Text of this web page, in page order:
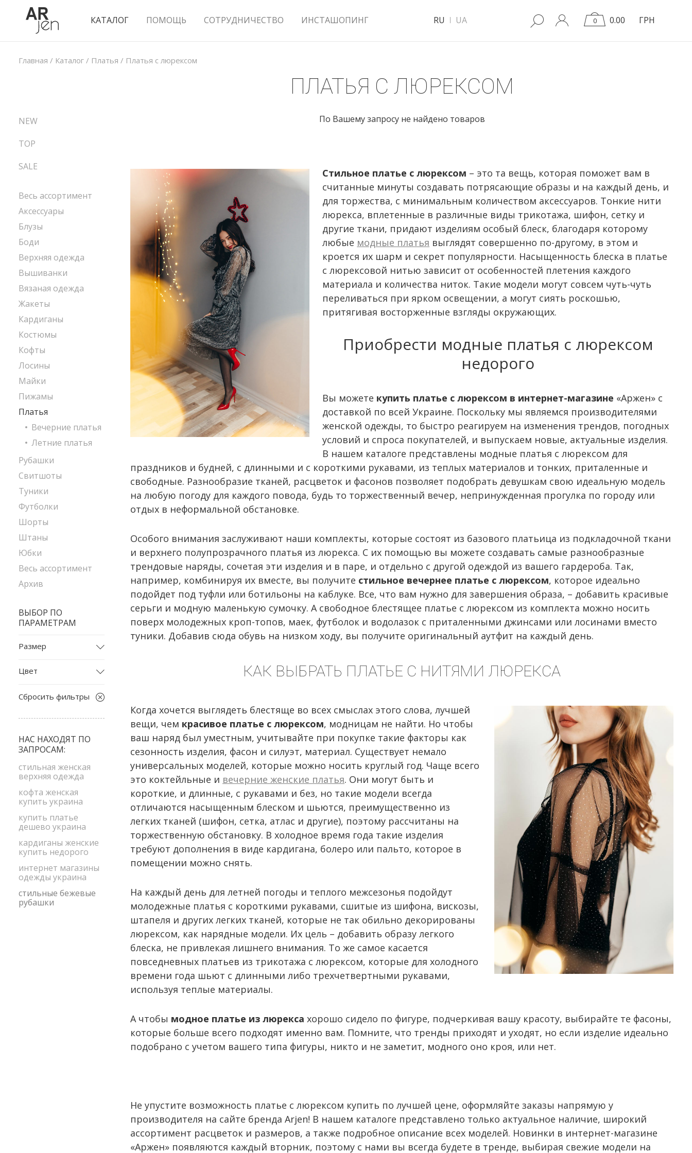
КАТАЛОГ ПОМОЩЬ СОТРУДНИЧЕСТВО ИНСТАШОПИНГ RU UA 0 0.00 ГРН
Главная / Каталог / Платья / Платья с люрексом
ПЛАТЬЯ С ЛЮРЕКСОМ
Стильное платье с люрексом – это та вещь, которая поможет вам в
считанные минуты создавать потрясающие образы и на каждый день, и
для торжества, с минимальным количеством аксессуаров. Тонкие нити
люрекса, вплетенные в различные виды трикотажа, шифон, сетку и
другие ткани, придают изделиям особый блеск, благодаря которому
любые модные платья выглядят совершенно по-другому, в этом и
кроется их шарм и секрет популярности. Насыщенность блеска в платье
с люрексовой нитью зависит от особенностей плетения каждого
материала и количества ниток. Такие модели могут совсем чуть-чуть
переливаться при ярком освещении, а могут сиять роскошью,
притягивая восторженные взгляды окружающих.
Приобрести модные платья с люрексом
недорого
Вы можете купить платье с люрексом в интернет-магазине «Аржен» с
доставкой по всей Украине. Поскольку мы являемся производителями
женской одежды, то быстро реагируем на изменения трендов, погодных
условий и спроса покупателей, и выпускаем новые, актуальные изделия.
В нашем каталоге представлены модные платья с люрексом для
праздников и будней, с длинными и с короткими рукавами, из теплых материалов и тонких, приталенные и
свободные. Разнообразие тканей, расцветок и фасонов позволяет подобрать девушкам свою идеальную модель
на любую погоду для каждого повода, будь то торжественный вечер, непринужденная прогулка по городу или
отдых в неформальной обстановке.
Особого внимания заслуживают наши комплекты, которые состоят из базового платьица из подкладочной ткани
и верхнего полупрозрачного платья из люрекса. С их помощью вы можете создавать самые разнообразные
трендовые наряды, сочетая эти изделия и в паре, и отдельно с другой одеждой из вашего гардероба. Так,
например, комбинируя их вместе, вы получите стильное вечернее платье с люрексом, которое идеально
подойдет под туфли или ботильоны на каблуке. Все, что вам нужно для завершения образа, – добавить красивые
серьги и модную маленькую сумочку. А свободное блестящее платье с люрексом из комплекта можно носить
поверх молодежных кроп-топов, маек, футболок и водолазок с приталенными джинсами или лосинами вместо
туники. Добавив сюда обувь на низком ходу, вы получите оригинальный аутфит на каждый день.
КАК ВЫБРАТЬ ПЛАТЬЕ С НИТЯМИ ЛЮРЕКСА
Когда хочется выглядеть блестяще во всех смыслах этого слова, лучшей
вещи, чем красивое платье с люрексом, модницам не найти. Но чтобы
ваш наряд был уместным, учитывайте при покупке такие факторы как
сезонность изделия, фасон и силуэт, материал. Существует немало
универсальных моделей, которые можно носить круглый год. Чаще всего
это коктейльные и вечерние женские платья. Они могут быть и
короткие, и длинные, с рукавами и без, но такие модели всегда
отличаются насыщенным блеском и шьются, преимущественно из
легких тканей (шифон, сетка, атлас и другие), поэтому рассчитаны на
торжественную обстановку. В холодное время года такие изделия
требуют дополнения в виде кардигана, болеро или пальто, которое в
помещении можно снять.
На каждый день для летней погоды и теплого межсезонья подойдут
молодежные платья с короткими рукавами, сшитые из шифона, вискозы,
штапеля и других легких тканей, которые не так обильно декорированы
люрексом, как нарядные модели. Их цель – добавить образу легкого
блеска, не привлекая лишнего внимания. То же самое касается
повседневных платьев из трикотажа с люрексом, которые для холодного
времени года шьют с длинными либо трехчетвертными рукавами,
используя теплые материалы.
А чтобы модное платье из люрекса хорошо сидело по фигуре, подчеркивая вашу красоту, выбирайте те фасоны,
которые больше всего подходят именно вам. Помните, что тренды приходят и уходят, но если изделие идеально
подобрано с учетом вашего типа фигуры, никто и не заметит, модного оно кроя, или нет.
Не упустите возможность платье с люрексом купить по лучшей цене, оформляйте заказы напрямую у
производителя на сайте бренда Arjen! В нашем каталоге представлено только актуальное наличие, широкий
ассортимент расцветок и размеров, а также подробное описание всех моделей. Новинки в интернет-магазине
«Аржен» появляются каждый вторник, поэтому с нами вы всегда будете в тренде, выбирая свежие модели на
По Вашему запросу не найдено товаров
NEW
TOP
SALE
Весь ассортимент
Аксессуары
Блузы
Боди
Верхняя одежда
Вышиванки
Вязаная одежда
Жакеты
Кардиганы
Костюмы
Кофты
Лосины
Майки
Пижамы
Платья
Вечерние платья
Летние платья
Рубашки
Свитшоты
Туники
Футболки
Шорты
Штаны
Юбки
Весь ассортимент
Архив
ВЫБОР ПО
ПАРАМЕТРАМ
Размер
S
Цвет
бордовый
розовый
серый
синий
черный
Сбросить фильтры
НАС НАХОДЯТ ПО
ЗАПРОСАМ:
стильная женская
верхняя одежда
кофта женская
купить украина
купить платье
дешево украина
кардиганы женские
купить недорого
интернет магазины
одежды украина
стильные бежевые
рубашки